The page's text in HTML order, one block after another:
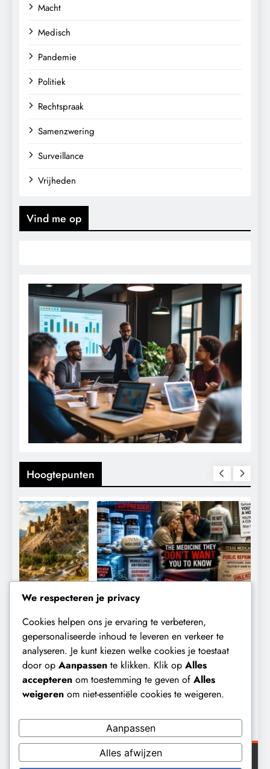
Macht
Medisch
Pandemie
Politiek
Rechtspraak
Samenzwering
Surveillance
Vrijheden
Vind me op
Hoogtepunten
CENSUUR CONTROLE
De medicatie die volgens sommige
kankerpatiënten verborgen blijft voor
hun eigen arts.
We respecteren je privacy
Cookies helpen ons je ervaring te verbeteren,
gepersonaliseerde inhoud te leveren en verkeer te
analyseren. Je kunt kiezen welke cookies je toestaat
door op Aanpassen te klikken. Klik op Alles
accepteren om toestemming te geven of Alles
weigeren om niet-essentiële cookies te weigeren.
Aanpassen
Alles afwijzen